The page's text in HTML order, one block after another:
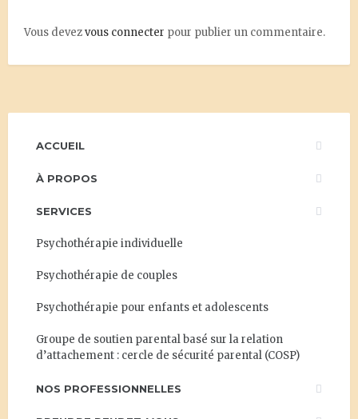
Vous devezvous connecter pour publier un commentaire.
ACCUEIL
À PROPOS
SERVICES
Psychothérapie individuelle
Psychothérapie de couples
Psychothérapie pour enfants et adolescents
Groupe de soutien parental basé sur la relation
d’attachement : cercle de sécurité parental (COSP)
NOS PROFESSIONNELLES